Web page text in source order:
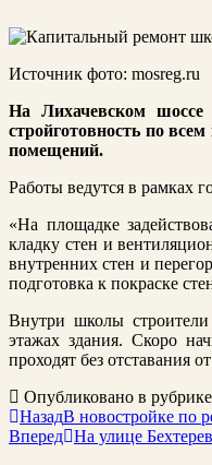
Источник фото: mosreg.ru
На Лихачевском
стройготовность по
помещений.
Работы ведутся в рамках
«На площадке
кладку стен и
внутренних стен и
подготовка к покраске
Внутри школы
этажах здания. Скоро
проходят без отставания
Опубликовано в рубрике
НазадВ новостройке по
Вперед На улице